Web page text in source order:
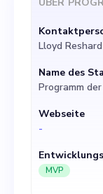
der
zur
Lloyd Reshard
Name des
Programm
Webseite
-
MVP